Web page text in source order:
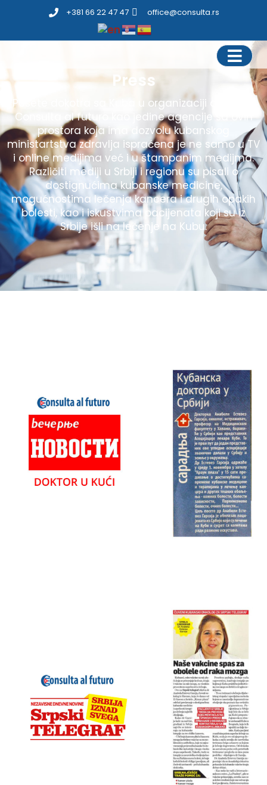
+381 66 22 47 47 office@consulta.rs
Press
Posete dokotra sa Kuba u organizaciji agencije
Consulta al futuro kao jedine agencije sa ovih
prostora koja ima dozvolu kubanskog
ministartstva zdravlja ispraćena je ne samo u TV
i online medijima već i u štampanim medijma.
Različiti mediji u Srbiji i regionu su pisali o
dostignućima kubanske medicine,
mogućnostima lečenja kancera i drugih opakih
bolesti, kao i iskustvima pacijenata koji su iz
Srbije išli na lečenje na Kubu.